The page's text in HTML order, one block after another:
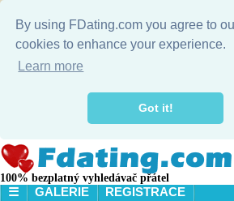
By using FDating.com you agree to
cookies to enhance your experience.
Learn more
Got it!
100% bezplatný vyhledávač přátel
☰
GALERIE REGISTRACE